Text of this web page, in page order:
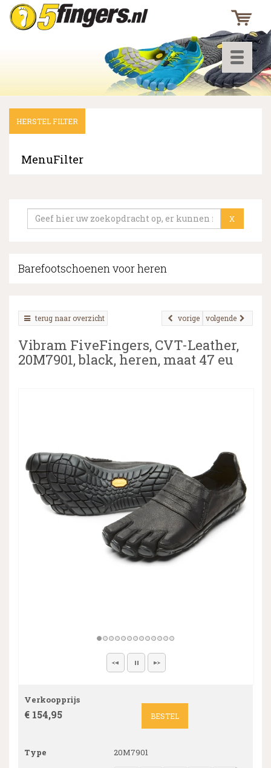
Toggle
▼
▼
▼
HERSTEL FILTER
MenuFilter
X
Barefootschoenen voor heren
terug naar overzicht volgende
vorige
Vibram FiveFingers, CVT-Leather,
20M7901, black, heren, maat 47 eu
Verkoopprijs
€ 154,95 BESTEL
Type 20M7901